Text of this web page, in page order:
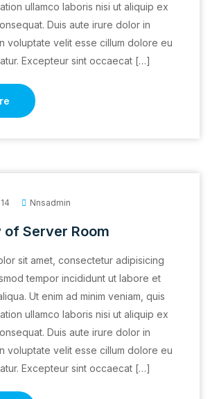
ullamco laboris nisi ut aliquip ex
Duis aute irure dolor in
voluptate velit esse cillum dolore eu
Excepteur sint occaecat […]
Nnsadmin
of Server Room
sit amet, consectetur adipisicing
tempor incididunt ut labore et
Ut enim ad minim veniam, quis
ullamco laboris nisi ut aliquip ex
Duis aute irure dolor in
voluptate velit esse cillum dolore eu
Excepteur sint occaecat […]